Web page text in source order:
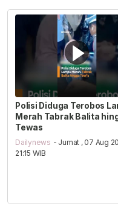
Polisi Diduga Terobos
Merah Tabrak Balita
Tewas
Dailynews - Jumat , 07 Aug
21:15 WIB